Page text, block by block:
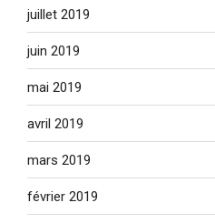
juillet 2019
juin 2019
mai 2019
avril 2019
mars 2019
février 2019